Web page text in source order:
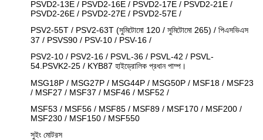
PSVD2-13E / PSVD2-16E / PSVD2-17E / PSVD2-21E /
PSVD2-26E / PSVD2-27E / PSVD2-57E /
PSV2-55T / PSV2-63T (সুমিটোমো 120 / সুমিটোমো 265) / পিএসভিএস
37 / PSVS90 / PSV-10 / PSV-16 /
PSV2-10 / PSV2-16 / PSVL-36 / PSVL-42 / PSVL-
54.PSVK2-25 / KYB87 হাইড্রোলিক প্রধান পাম্প।
MSG18P / MSG27P / MSG44P / MSG50P / MSF18 / MSF23
/ MSF27 / MSF37 / MSF46 / MSF52 /
MSF53 / MSF56 / MSF85 / MSF89 / MSF170 / MSF200 /
MSF230 / MSF150 / MSF550
সুইং মোটরস